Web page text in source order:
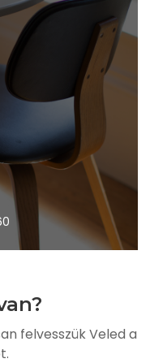
felvesszük Veled a